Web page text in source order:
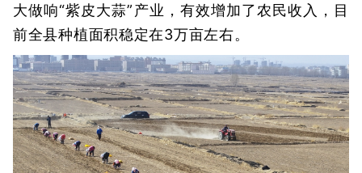
大做响“紫皮大蒜”产业，有效增加了农民收入，目
前全县种植面积稳定在3万亩左右。